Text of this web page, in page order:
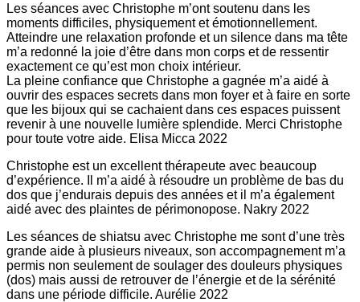
Les séances avec Christophe m’ont soutenu dans les
moments difficiles, physiquement et émotionnellement.
Atteindre une relaxation profonde et un silence dans ma tête
m’a redonné la joie d’être dans mon corps et de ressentir
exactement ce qu’est mon choix intérieur.
La pleine confiance que Christophe a gagnée m’a aidé à
ouvrir des espaces secrets dans mon foyer et à faire en sorte
que les bijoux qui se cachaient dans ces espaces puissent
revenir à une nouvelle lumière splendide. Merci Christophe
pour toute votre aide. Elisa Micca 2022
Christophe est un excellent thérapeute avec beaucoup
d’expérience. Il m’a aidé à résoudre un problème de bas du
dos que j’endurais depuis des années et il m’a également
aidé avec des plaintes de périmonopose. Nakry 2022
Les séances de shiatsu avec Christophe me sont d’une très
grande aide à plusieurs niveaux, son accompagnement m’a
permis non seulement de soulager des douleurs physiques
(dos) mais aussi de retrouver de l’énergie et de la sérénité
dans une période difficile. Aurélie 2022